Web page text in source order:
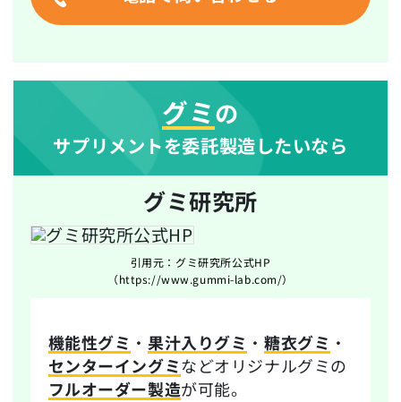
グミの
サプリメントを委託製造したいなら
グミ研究所
引用元：グミ研究所公式HP
（https://www.gummi-lab.com/）
機能性グミ ・ 果汁入りグミ ・糖衣グミ ・
センターイングミなどオリジナルグミの
フルオーダー製造が可能。